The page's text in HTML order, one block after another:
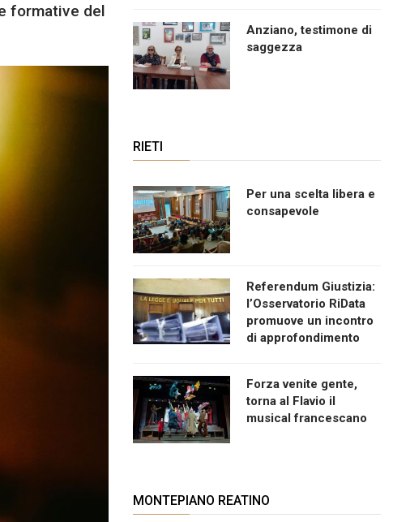
formative del
Anziano, testimone di
saggezza
RIETI
Per una scelta libera e
consapevole
Referendum Giustizia:
l’Osservatorio RiData
promuove un incontro
di approfondimento
Forza venite gente,
torna al Flavio il
musical francescano
MONTEPIANO REATINO